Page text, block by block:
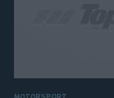
MOTORSPORT